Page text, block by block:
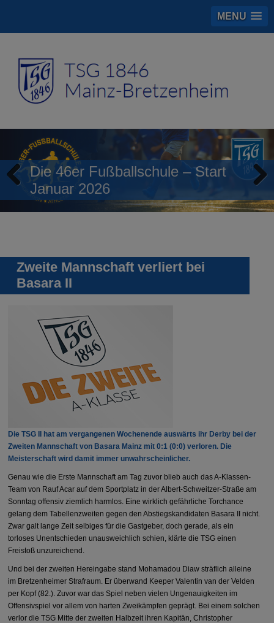
MENU
Die 46er Fußballschule – Start
Januar 2026
Previous
Zweite Mannschaft verliert bei
Basara II
Die TSG II hat am vergangenen Wochenende auswärts ihr Derby bei der
Zweiten Mannschaft von Basara Mainz mit 0:1 (0:0) verloren. Die
Meisterschaft wird damit immer unwahrscheinlicher.
Genau wie die Erste Mannschaft am Tag zuvor blieb auch das A-Klassen-
Team von Rauf Acar auf dem Sportplatz in der Albert-Schweitzer-Straße am
Sonntag offensiv ziemlich harmlos. Eine wirklich gefährliche Torchance
gelang dem Tabellenzweiten gegen den Abstiegskandidaten Basara II nicht.
Zwar galt lange Zeit selbiges für die Gastgeber, doch gerade, als ein
torloses Unentschieden unausweichlich schien, klärte die TSG einen
Freistoß unzureichend.
Und bei der zweiten Hereingabe stand Mohamadou Diaw sträflich alleine
im Bretzenheimer Strafraum. Er überwand Keeper Valentin van der Velden
per Kopf (82.). Zuvor war das Spiel neben vielen Ungenauigkeiten im
Offensivspiel vor allem von harten Zweikämpfen geprägt. Bei einem solchen
verlor die TSG Mitte der zweiten Halbzeit ihren Kapitän, Christopher